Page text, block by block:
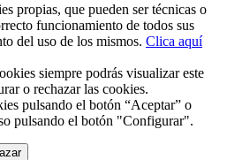
propias, que pueden ser técnicas o
funcionamiento de todos sus
del uso de los mismos. Clica aquí
siempre podrás visualizar este
o rechazar las cookies.
pulsando el botón “Aceptar” o
pulsando el botón "Configurar".